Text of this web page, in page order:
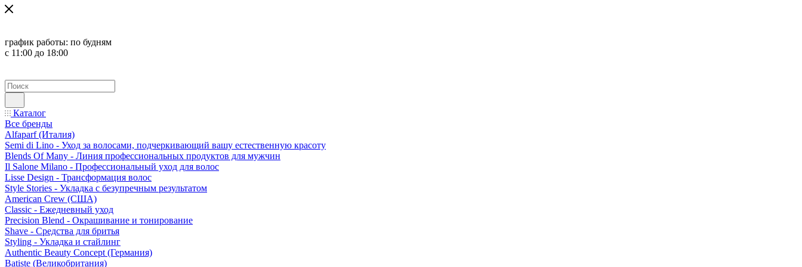
график работы: по будням
с 11:00 до 18:00
Каталог
Все бренды
Alfaparf (Италия)
Semi di Lino - Уход за волосами, подчеркивающий вашу естественную красоту
Blends Of Many - Линия профессиональных продуктов для мужчин
Il Salone Milano - Профессиональный уход для волос
Lisse Design - Трансформация волос
Style Stories - Укладка с безупречным результатом
American Crew (США)
Classic - Ежедневный уход
Precision Blend - Окрашивание и тонирование
Shave - Средства для бритья
Styling - Укладка и стайлинг
Authentic Beauty Concept (Германия)
Batiste (Великобритания)